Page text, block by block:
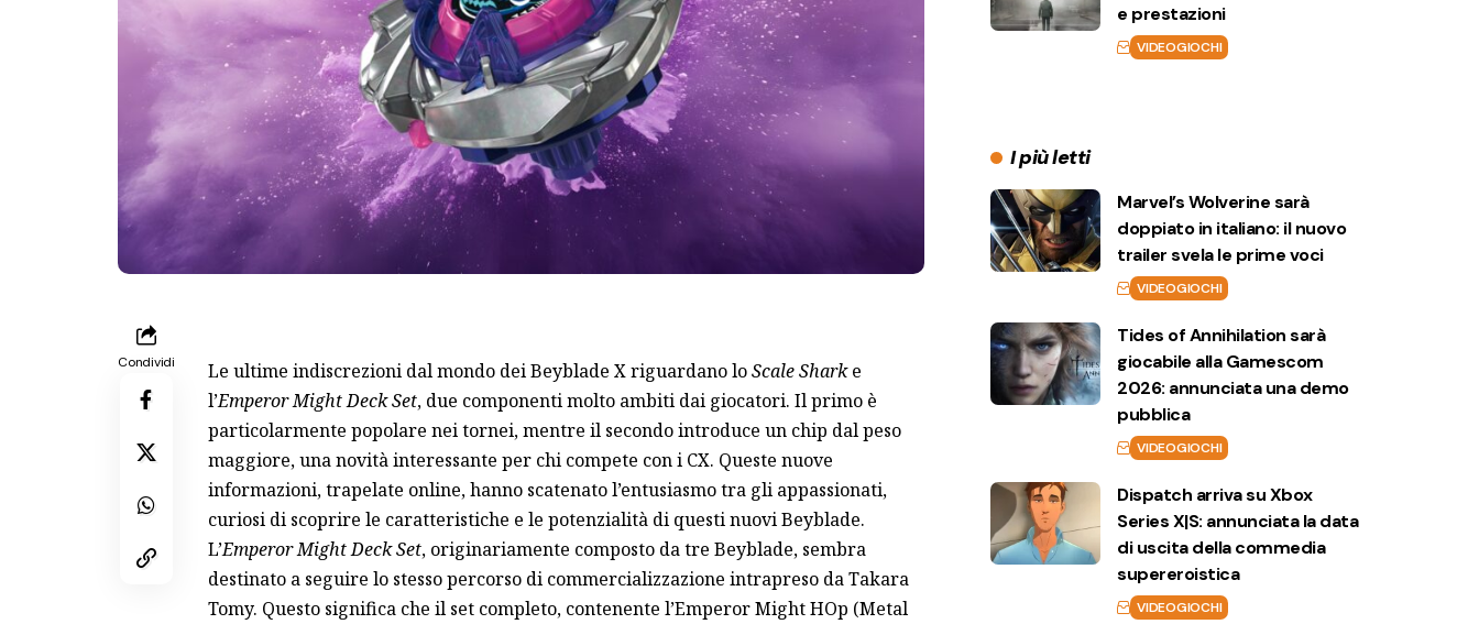
Condividi Le ultime indiscrezioni dal mondo dei Beyblade X riguardano loScale Sharke
l’Emperor Might Deck Set, due componenti molto ambiti dai giocatori. Il primo è
particolarmente popolare nei tornei, mentre il secondo introduce un chip dal peso
maggiore, una novità interessante per chi compete con i CX. Queste nuove
informazioni, trapelate online, hanno scatenato l’entusiasmo tra gli appassionati,
curiosi di scoprire le caratteristiche e le potenzialità di questi nuovi Beyblade.
L’Emperor Might Deck Set, originariamente composto da tre Beyblade, sembra
destinato a seguire lo stesso percorso di commercializzazione intrapreso da Takara
Tomy. Questo significa che il set completo, contenente l’Emperor Might HOp (Metal
e prestazioni
VIDEOGIOCHI
I più letti
Marvel’s Wolverine sarà
doppiato in italiano: il nuovo
trailer svela le prime voci
VIDEOGIOCHI
Tides of Annihilation sarà
giocabile alla Gamescom
2026: annunciata una demo
pubblica
VIDEOGIOCHI
Dispatch arriva su Xbox
Series X|S: annunciata la data
di uscita della commedia
supereroistica
VIDEOGIOCHI